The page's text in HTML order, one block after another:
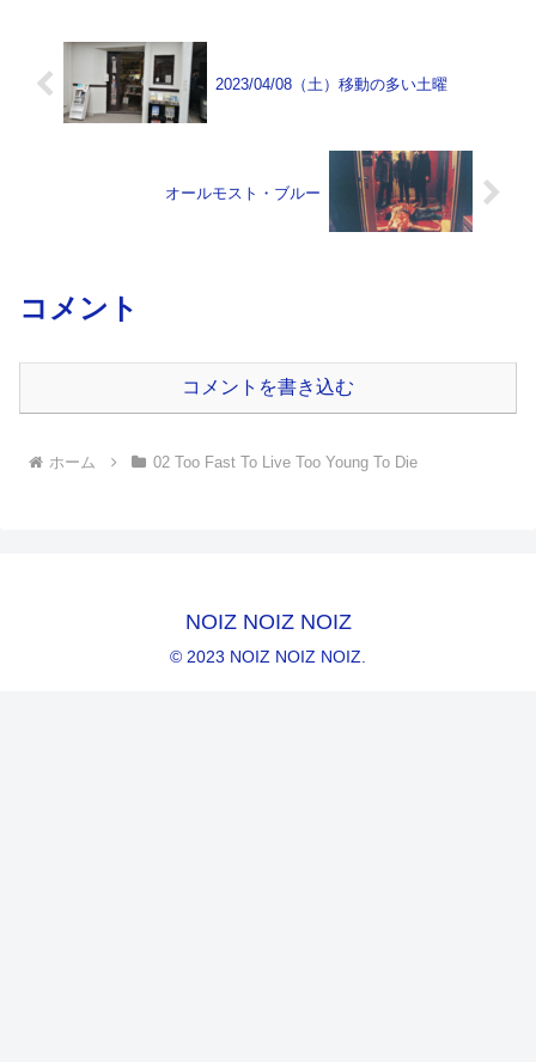
2023/04/08（土）移動の多い土曜
オールモスト・ブルー
コメント
コメントを書き込む
ホーム 02 Too Fast To Live Too Young To Die
NOIZ NOIZ NOIZ
© 2023 NOIZ NOIZ NOIZ.